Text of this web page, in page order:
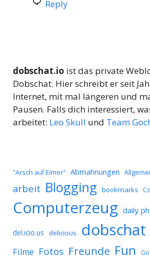
Reply
dobschat.io ist das private
Dobschat. Hier schreibt er seit
Internet, mit mal längeren und
Pausen. Falls dich interessiert,
arbeitet: Leo Skull und Team
"Arsch auf Eimer" Abmahnungen
arbeit Blogging bookmarks
Computerzeug daily
del.icio.us delicious dobschat
Filme Fotos Freunde Fun